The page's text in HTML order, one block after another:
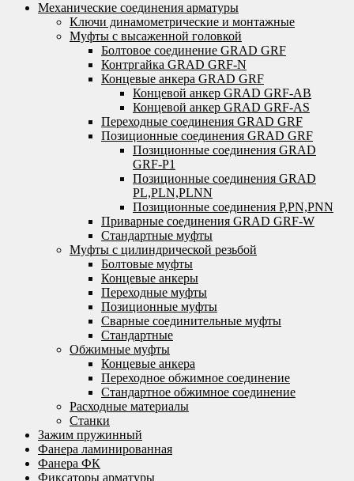
Механические соединения арматуры
Ключи динамометрические и монтажные
Муфты с высаженной головкой
Болтовое соединение GRAD GRF
Контргайка GRAD GRF-N
Концевые анкера GRAD GRF
Концевой анкер GRAD GRF-AB
Концевой анкер GRAD GRF-AS
Переходные соединения GRAD GRF
Позиционные соединения GRAD GRF
Позиционные соединения GRAD
GRF-P1
Позиционные соединения GRAD
PL,PLN,PLNN
Позиционные соединения P,PN,PNN
Приварные соединения GRAD GRF-W
Стандартные муфты
Муфты с цилиндрической резьбой
Болтовые муфты
Концевые анкеры
Переходные муфты
Позиционные муфты
Сварные соединительные муфты
Стандартные
Обжимные муфты
Концевые анкера
Переходное обжимное соединение
Стандартное обжимное соединение
Расходные материалы
Станки
Зажим пружинный
Фанера ламинированная
Фанера ФК
Фиксаторы арматуры